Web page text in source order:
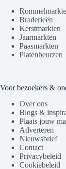
Braderieën
Kerstmarkten
Jaarmarkten
Paasmarkten
Platenbeurzen
Voor bezoekers &
Over ons
Blogs &
Plaats jouw
Adverteren
Nieuwsbrief
Contact
Privacybeleid
Cookiebeleid